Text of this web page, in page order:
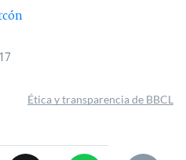
Ética y transparencia de BBCL